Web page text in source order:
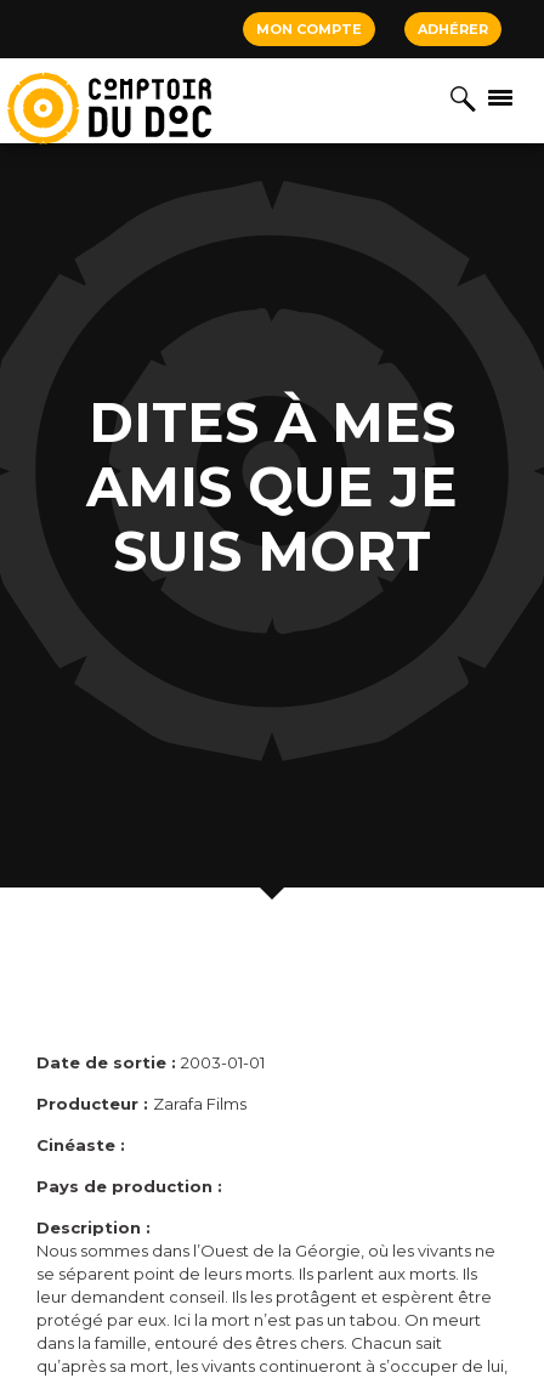
MON COMPTE ADHÉRER
DITES À MES
AMIS QUE JE
SUIS MORT
Date de sortie : 2003-01-01
Producteur : Zarafa Films
Cinéaste :
Pays de production :
Description :
Nous sommes dans l’Ouest de la Géorgie, où les vivants ne
se séparent point de leurs morts. Ils parlent aux morts. Ils
leur demandent conseil. Ils les protâgent et espèrent être
protégé par eux. Ici la mort n’est pas un tabou. On meurt
dans la famille, entouré des êtres chers. Chacun sait
qu’après sa mort, les vivants continueront à s’occuper de lui,
Cookies management panel